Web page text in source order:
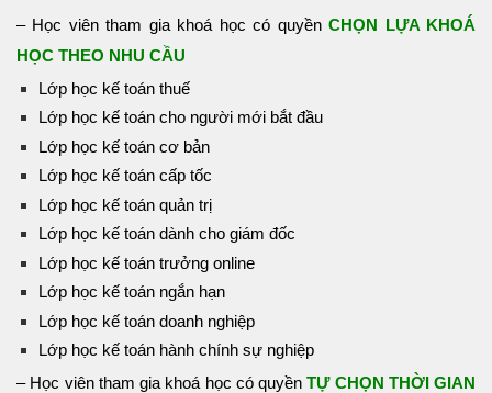
– Học viên tham gia khoá học có quyềnCHỌN LỰA KHOÁ
HỌC THEO NHU CẦU
Lớp học kế toán thuế
Lớp học kế toán cho người mới bắt đầu
Lớp học kế toán cơ bản
Lớp học kế toán cấp tốc
Lớp học kế toán quản trị
Lớp học kế toán dành cho giám đốc
Lớp học kế toán trưởng online
Lớp học kế toán ngắn hạn
Lớp học kế toán doanh nghiệp
Lớp học kế toán hành chính sự nghiệp
– Học viên tham gia khoá học có quyềnTỰ CHỌN THỜI GIAN